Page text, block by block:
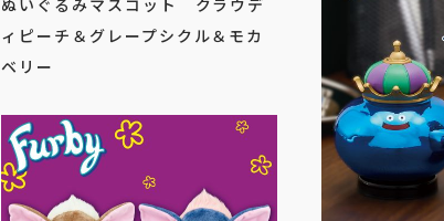
ぬいぐるみマスコット クラウデ
ィピーチ＆グレープシクル＆モカ
ベリー